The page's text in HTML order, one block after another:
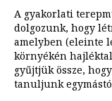
A gyakorlati
dolgozunk, hogy
amelyben (eleinte
környékén
gyűjtjük össze,
tanuljunk